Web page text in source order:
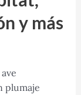
y más
plumaje